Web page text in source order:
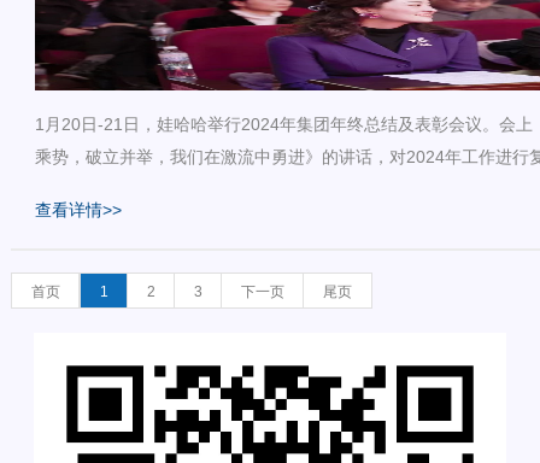
1月20日-21日，娃哈哈举行2024年集团年终总结及表彰会议。会
乘势，破立并举，我们在激流中勇进》的讲话，对2024年工作进行
查看详情>>
首页 1 2 3 下一页 尾页